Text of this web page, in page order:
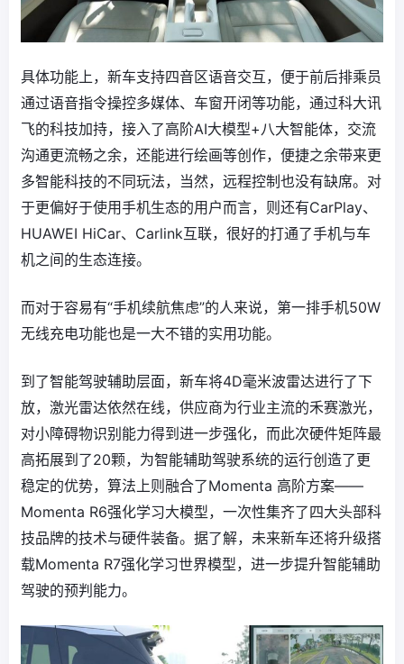
具体功能上，新车支持四音区语音交互，便于前后排乘员
通过语音指令操控多媒体、车窗开闭等功能，通过科大讯
飞的科技加持，接入了高阶AI大模型+八大智能体，交流
沟通更流畅之余，还能进行绘画等创作，便捷之余带来更
多智能科技的不同玩法，当然，远程控制也没有缺席。对
于更偏好于使用手机生态的用户而言，则还有CarPlay、
HUAWEI HiCar、Carlink互联，很好的打通了手机与车
机之间的生态连接。
而对于容易有“手机续航焦虑”的人来说，第一排手机50W
无线充电功能也是一大不错的实用功能。
到了智能驾驶辅助层面，新车将4D毫米波雷达进行了下
放，激光雷达依然在线，供应商为行业主流的禾赛激光，
对小障碍物识别能力得到进一步强化，而此次硬件矩阵最
高拓展到了20颗，为智能辅助驾驶系统的运行创造了更
稳定的优势，算法上则融合了Momenta 高阶方案——
Momenta R6强化学习大模型，一次性集齐了四大头部科
技品牌的技术与硬件装备。据了解，未来新车还将升级搭
载Momenta R7强化学习世界模型，进一步提升智能辅助
驾驶的预判能力。